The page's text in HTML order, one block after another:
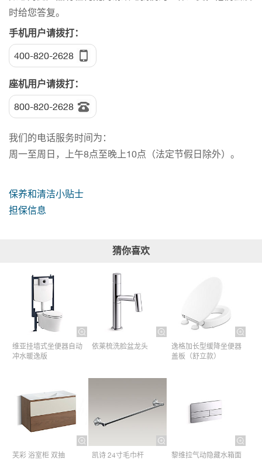
时给您答复。
手机用户请拨打：
400-820-2628
座机用户请拨打：
800-820-2628
我们的电话服务时间为：
周一至周日，上午8点至晚上10点（法定节假日除外）。
保养和清洁小贴士
担保信息
猜你喜欢
维亚挂墙式坐便器自动
冲水暖逸版
依莱梳洗脸盆龙头
逸格加长型缓降坐便器
盖板（舒立款）
芙彩 浴室柜 双抽
凯诗 24寸毛巾杆​
黎维拉气动隐藏水箱面